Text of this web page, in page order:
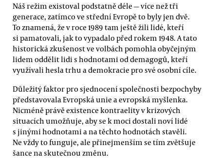
Náš režim existoval podstatně déle — více než tři
generace, zatímco ve střední Evropě to byly jen dvě.
To znamená, že v roce 1989 tam ještě žili lidé, kteří
si pamatovali, jak to vypadalo před rokem 1948. A tato
historická zkušenost ve volbách pomohla obyčejným
lidem oddělit lidi s hodnotami od demagogů, kteří
využívali hesla trhu a demokracie pro své osobní cíle.
Důležitý faktor pro sjednocení společnosti bezpochyby
představovala Evropská unie a evropská myšlenka.
Nicméně právě existence kontraelity v krizových
situacích umožňuje, aby se k moci dostali noví lidé
s jinými hodnotami a na těchto hodnotách stavěli.
Ne vždy to funguje, ale přinejmenším se tím zvětšuje
šance na skutečnou změnu.